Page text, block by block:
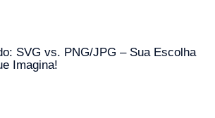
SVG vs. PNG/JPG – Sua Escolha
Imagina!